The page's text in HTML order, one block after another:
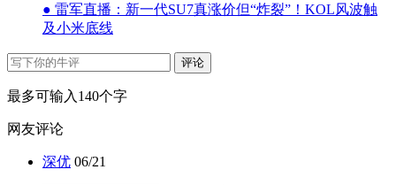
● 雷军直播：新一代SU7真涨价但“炸裂”！KOL风波触
及小米底线
评论
最多可输入140个字
网友评论
深优 06/21